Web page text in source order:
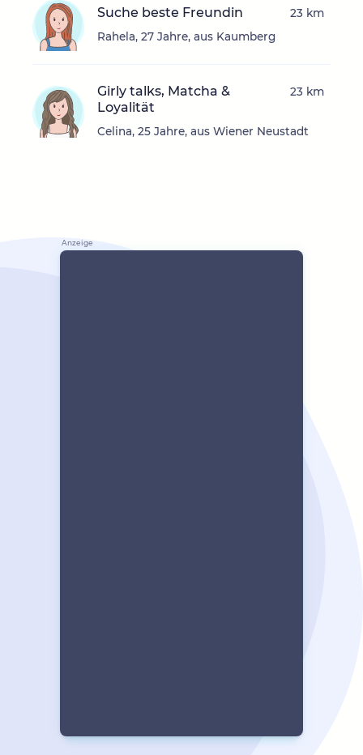
Suche beste Freundin
Rahela, 27 Jahre, aus Kaumberg
23 km
Girly talks, Matcha &
Loyalität
Celina, 25 Jahre, aus Wiener Neustadt
23 km